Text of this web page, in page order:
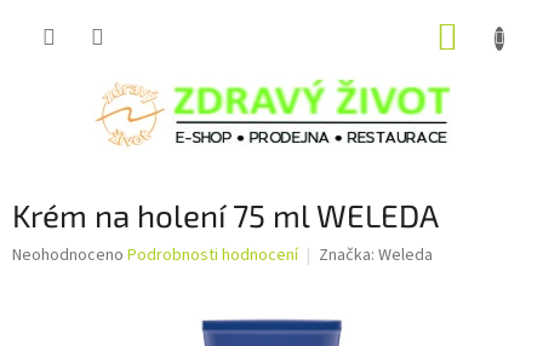
Krém na holení 75 ml WELEDA
Průměrné
Neohodnoceno Podrobnosti hodnocení Značka: Weleda